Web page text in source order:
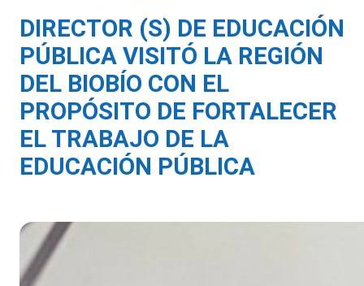
DIRECTOR (S) DE EDUCACIÓN
PÚBLICA VISITÓ LA REGIÓN
DEL BIOBÍO CON EL
PROPÓSITO DE FORTALECER
EL TRABAJO DE LA
EDUCACIÓN PÚBLICA